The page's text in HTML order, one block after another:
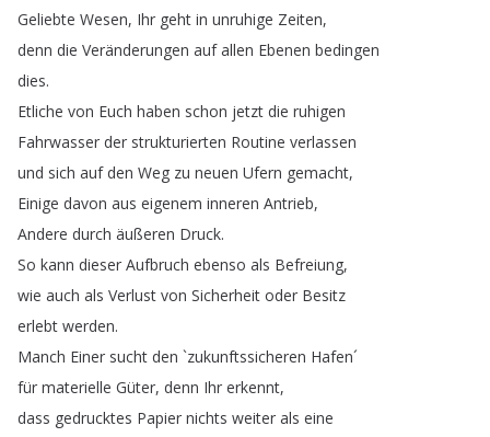
Geliebte Wesen, Ihr geht in unruhige Zeiten,
denn die Veränderungen auf allen Ebenen bedingen
dies.
Etliche von Euch haben schon jetzt die ruhigen
Fahrwasser der strukturierten Routine verlassen
und sich auf den Weg zu neuen Ufern gemacht,
Einige davon aus eigenem inneren Antrieb,
Andere durch äußeren Druck.
So kann dieser Aufbruch ebenso als Befreiung,
wie auch als Verlust von Sicherheit oder Besitz
erlebt werden.
Manch Einer sucht den `zukunftssicheren Hafen´
für materielle Güter, denn Ihr erkennt,
dass gedrucktes Papier nichts weiter als eine